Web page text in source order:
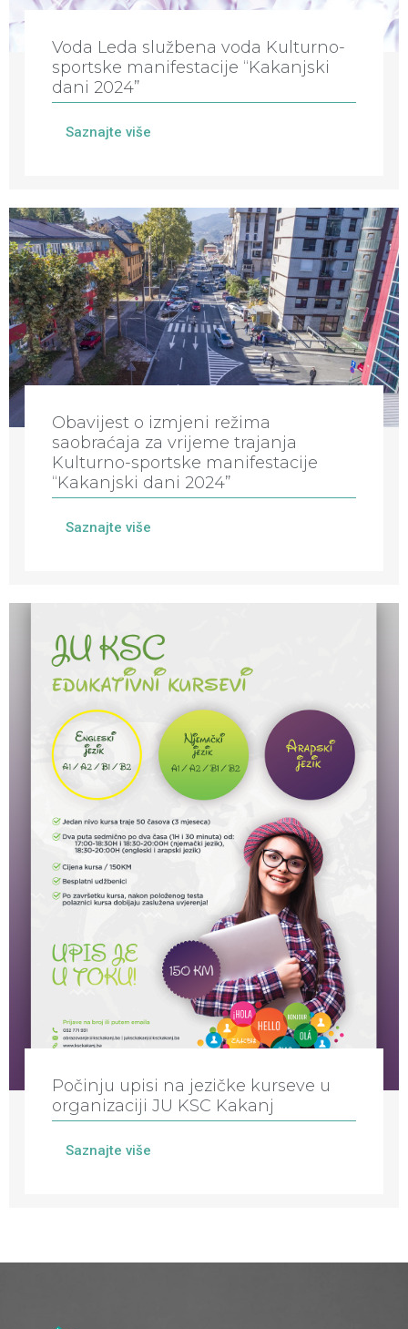
Voda Leda službena voda Kulturno-
sportske manifestacije “Kakanjski
dani 2024”
Saznajte više
Obavijest o izmjeni režima
saobraćaja za vrijeme trajanja
Kulturno-sportske manifestacije
“Kakanjski dani 2024”
Saznajte više
Počinju upisi na jezičke kurseve u
organizaciji JU KSC Kakanj
Saznajte više